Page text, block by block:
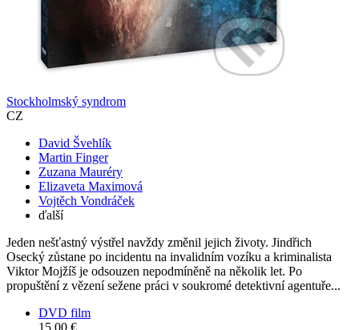
Stockholmský syndrom
CZ
David Švehlík
Martin Finger
Zuzana Mauréry
Elizaveta Maximová
Vojtěch Vondráček
ďalší
Jeden nešťastný výstřel navždy změnil jejich životy. Jindřich
Osecký zůstane po incidentu na invalidním vozíku a kriminalista
Viktor Mojžíš je odsouzen nepodmíněně na několik let. Po
propuštění z vězení sežene práci v soukromé detektivní agentuře...
DVD film